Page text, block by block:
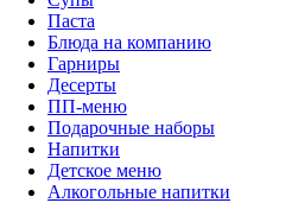
Паста
Блюда на компанию
Гарниры
Десерты
ПП-меню
Подарочные наборы
Напитки
Детское меню
Алкогольные напитки